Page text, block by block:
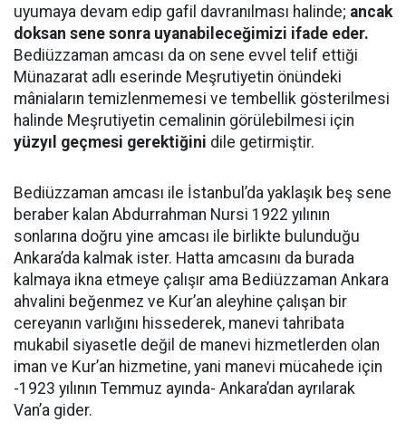
uyumaya devam edip gafil davranılması halinde; ancak
doksan sene sonra uyanabileceğimizi ifade eder.
Bediüzzaman amcası da on sene evvel telif ettiği
Münazarat adlı eserinde Meşrutiyetin önündeki
mâniaların temizlenmemesi ve tembellik gösterilmesi
halinde Meşrutiyetin cemalinin görülebilmesi için
yüzyıl geçmesi gerektiğini dile getirmiştir.
Bediüzzaman amcası ile İstanbul’da yaklaşık beş sene
beraber kalan Abdurrahman Nursi 1922 yılının
sonlarına doğru yine amcası ile birlikte bulunduğu
Ankara’da kalmak ister. Hatta amcasını da burada
kalmaya ikna etmeye çalışır ama Bediüzzaman Ankara
ahvalini beğenmez ve Kur’an aleyhine çalışan bir
cereyanın varlığını hissederek, manevi tahribata
mukabil siyasetle değil de manevi hizmetlerden olan
iman ve Kur’an hizmetine, yani manevi mücahede için
-1923 yılının Temmuz ayında- Ankara’dan ayrılarak
Van’a gider.